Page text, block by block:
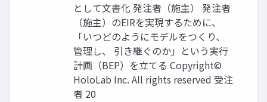
として文書化 発注者（施主） 発注者
（施主）のEIRを実現するために、
「いつどのようにモデルをつくり、
管理し、 引き継ぐのか」という実行
計画（BEP）を立てる Copyright©
HoloLab Inc. All rights reserved 受注
者 20